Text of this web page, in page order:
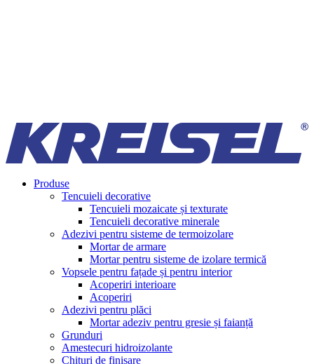
Produse
Tencuieli decorative
Tencuieli mozaicate și texturate
Tencuieli decorative minerale
Adezivi pentru sisteme de termoizolare
Mortar de armare
Mortar pentru sisteme de izolare termică
Vopsele pentru fațade și pentru interior
Acoperiri interioare
Acoperiri
Adezivi pentru plăci
Mortar adeziv pentru gresie și faianță
Grunduri
Amestecuri hidroizolante
Chituri de finisare